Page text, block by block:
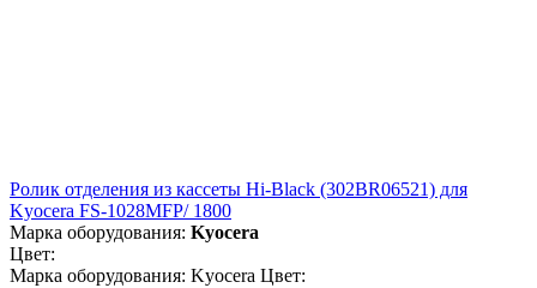
Ролик отделения из кассеты Hi-Black (302BR06521) для
Kyocera FS-1028MFP/ 1800
Марка оборудования: Kyocera
Цвет:
Марка оборудования: Kyocera Цвет: